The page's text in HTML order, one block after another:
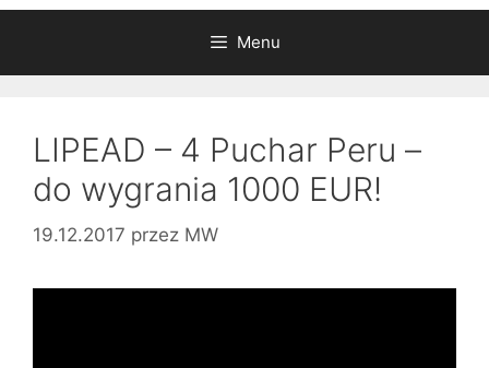
Menu
LIPEAD – 4 Puchar Peru –
do wygrania 1000 EUR!
19.12.2017 przez MW